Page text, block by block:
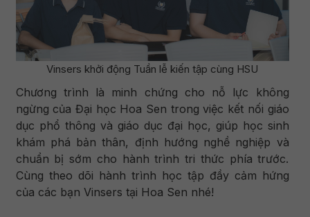
Vinsers khởi động Tuần lễ kiến tập cùng HSU
Chương trình là minh chứng cho nỗ lực không
ngừng của Đại học Hoa Sen trong việc kết nối giáo
dục phổ thông và giáo dục đại học, giúp học sinh
khám phá bản thân, định hướng nghề nghiệp và
chuẩn bị sớm cho hành trình tri thức phía trước.
Cùng theo dõi hành trình học tập đầy cảm hứng
của các bạn Vinsers tại Hoa Sen nhé!